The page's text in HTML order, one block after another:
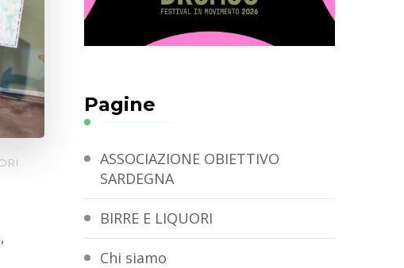
Pagine
ASSOCIAZIONE OBIETTIVO
SARDEGNA
BIRRE E LIQUORI
Chi siamo